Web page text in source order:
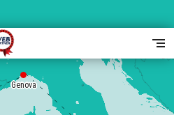
Genova
segment